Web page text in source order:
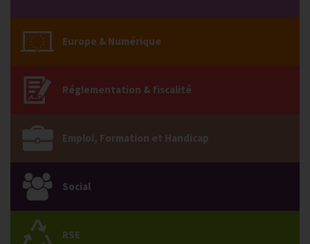
Europe & Numérique
Réglementation & fiscalité
Emploi, Formation et Handicap
Social
RSE